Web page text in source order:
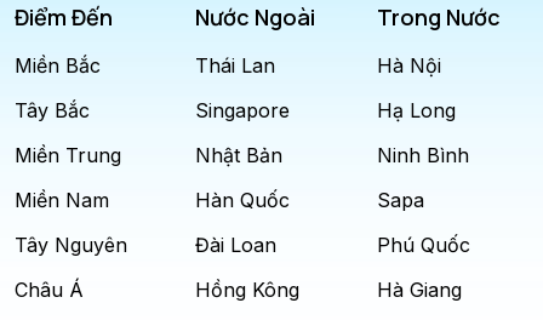
Điểm Đến
Miền Bắc
Tây Bắc
Miền Trung
Miền Nam
Tây Nguyên
Châu Á
Nước Ngoài
Thái Lan
Singapore
Nhật Bản
Hàn Quốc
Đài Loan
Hồng Kông
Trong Nước
Hà Nội
Hạ Long
Ninh Bình
Sapa
Phú Quốc
Hà Giang